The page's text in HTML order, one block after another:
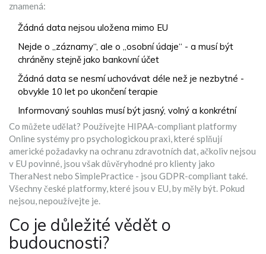
znamená:
Žádná data nejsou uložena mimo EU
Nejde o „záznamy“, ale o „osobní údaje“ - a musí být
chráněny stejně jako bankovní účet
Žádná data se nesmí uchovávat déle než je nezbytné -
obvykle 10 let po ukončení terapie
Informovaný souhlas musí být jasný, volný a konkrétní
Co můžete udělat? Používejte HIPAA-compliant platformy
Online systémy pro psychologickou praxi, které splňují
americké požadavky na ochranu zdravotních dat, ačkoliv nejsou
v EU povinné, jsou však důvěryhodné pro klienty jako
TheraNest nebo SimplePractice - jsou GDPR-compliant také.
Všechny české platformy, které jsou v EU, by měly být. Pokud
nejsou, nepoužívejte je.
Co je důležité vědět o
budoucnosti?